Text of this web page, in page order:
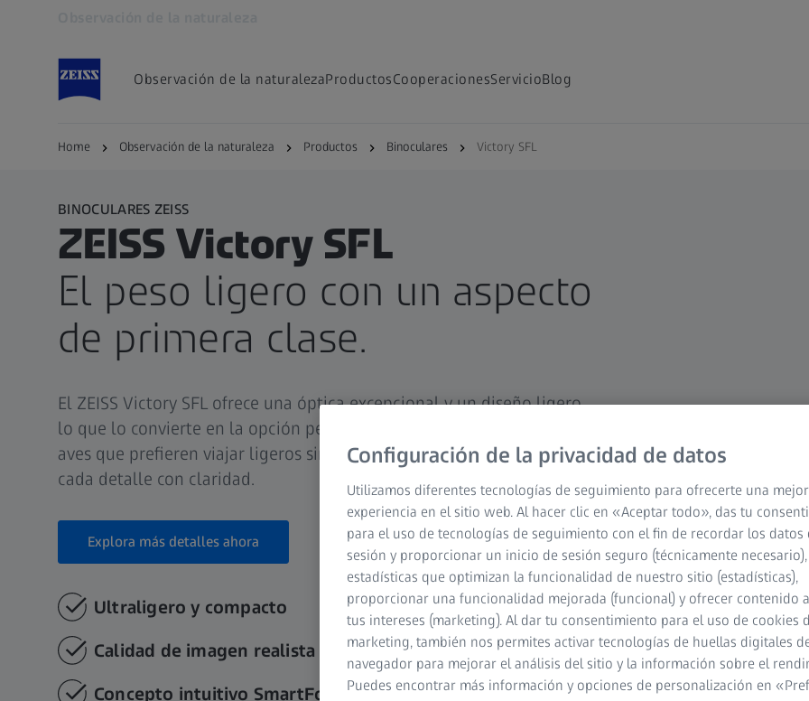
Observación de la naturalezaProductosCooperacionesServicioBlog
Home Observación de la naturaleza Productos Binoculares Victory SFL
BINOCULARES ZEISS
ZEISS Victory SFL
El peso ligero con un aspecto
de primera clase.
El ZEISS Victory SFL ofrece una óptica excepcional y un diseño ligero,
lo que lo convierte en la opción perfecta para los observadores de
aves que prefieren viajar ligeros sin renunciar a la capacidad de ver
cada detalle con claridad.
Explora más detalles ahora
Ultraligero y compacto
Calidad de imagen realista con el concepto UHD
Concepto intuitivo SmartFocus
Configuración de la privacidad de datos
Utilizamos diferentes tecnologías de seguimiento para ofrecerte una mejor
experiencia en el sitio web. Al hacer clic en «Aceptar todo», das tu
para el uso de tecnologías de seguimiento con el fin de recordar los datos
sesión y proporcionar un inicio de sesión seguro (técnicamente
estadísticas que optimizan la funcionalidad de nuestro sitio (estadísticas),
proporcionar una funcionalidad mejorada (funcional) y ofrecer contenido
tus intereses (marketing). Al dar tu consentimiento para el uso de cookies
marketing, también nos permites activar tecnologías de huellas digitales
navegador para mejorar el análisis del sitio y la información sobre el
Puedes encontrar más información y opciones de personalización en